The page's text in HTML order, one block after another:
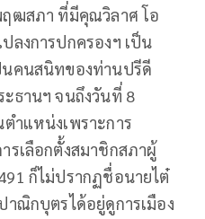
ฤฒสภา ที่มีคุณวิลาศ โอ
ลงการปกครองฯ เป็น
นคนสนิทของท่านปรีดี
ธานฯ จนถึงวันที่ 8
ำแหน่งเพราะการ
รเลือกตั้งสมาชิกสภาผู้
ก็ไม่ปรากฏชื่อนายไต๋
ณิกบุตรได้อยู่ดูการเมือง